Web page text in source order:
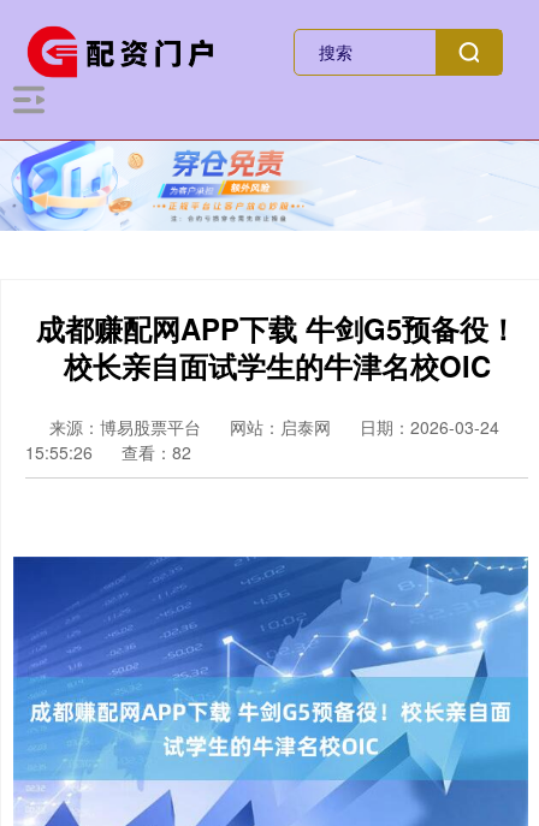
成都赚配网APP下载 牛剑G5预备役！
校长亲自面试学生的牛津名校OIC
来源：博易股票平台 网站：启泰网
日期：2026-03-24
15:55:26
查看：82